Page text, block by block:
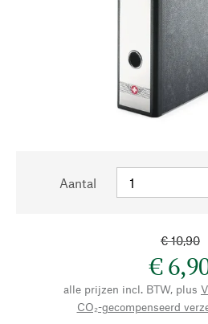
Aantal
€ 10,90
€
alle prijzen incl. BTW, plus
CO₂-gecompenseerd